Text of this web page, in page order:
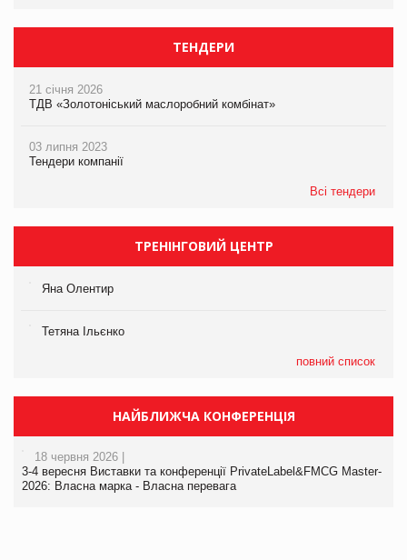
ТЕНДЕРИ
21 січня 2026
ТДВ «Золотоніський маслоробний комбінат»
03 липня 2023
Тендери компанії
Всі тендери
ТРЕНІНГОВИЙ ЦЕНТР
Яна Олентир
Тетяна Ільєнко
повний список
НАЙБЛИЖЧА КОНФЕРЕНЦІЯ
18 червня 2026 |
3-4 вересня Виставки та конференції PrivateLabel&FMCG Master-
2026: Власна марка - Власна перевага